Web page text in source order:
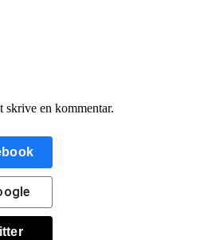
skrive en kommentar.